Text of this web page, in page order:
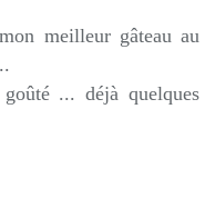
meilleur gâteau au
... déjà quelques